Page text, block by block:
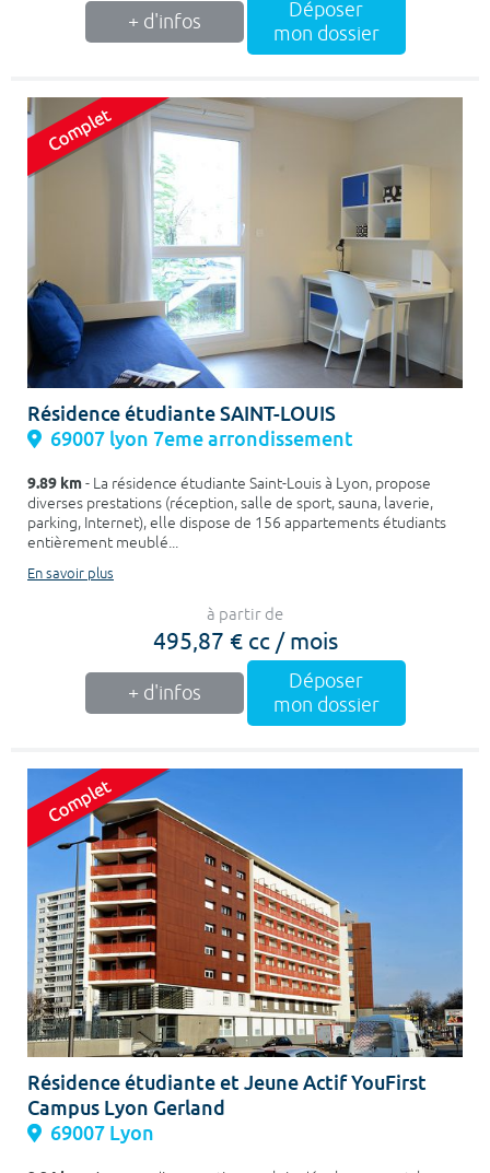
+ d'infos
Déposer
mon dossier
Résidence étudiante SAINT-LOUIS
69007 lyon 7eme arrondissement
9.89 km- La résidence étudiante Saint-Louis à Lyon, propose
diverses prestations (réception, salle de sport, sauna, laverie,
parking, Internet), elle dispose de 156 appartements étudiants
entièrement meublé...
En savoir plus
à partir de
495,87 € cc / mois
+ d'infos
Déposer
mon dossier
Résidence étudiante et Jeune Actif YouFirst
Campus Lyon Gerland
69007 Lyon